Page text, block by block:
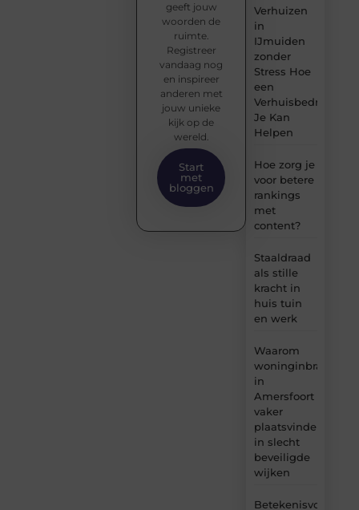
Verhuizen
in
IJmuiden
zonder
Stress Hoe
een
Verhuisbedrijf
Je Kan
Helpen
Hoe zorg je
voor betere
rankings
met
content?
Staaldraad
als stille
kracht in
huis tuin
en werk
Waarom
woninginbraken
in
Amersfoort
vaker
plaatsvinden
in slecht
beveiligde
wijken
Betekenisvol
geeft jouw
woorden de
ruimte.
Registreer
vandaag nog
en inspireer
anderen met
jouw unieke
kijk op de
wereld.
Start
met
bloggen